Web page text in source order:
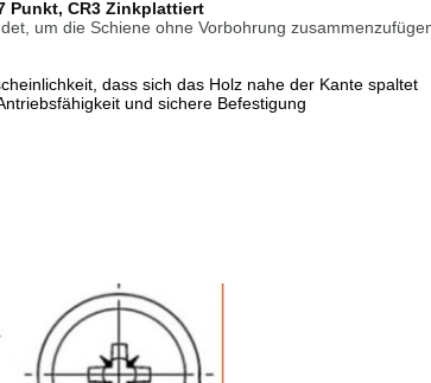
Punkt, CR3 Zinkplattiert
um die Schiene ohne Vorbohrung
dass sich das Holz nahe der Kante spaltet
und sichere Befestigung